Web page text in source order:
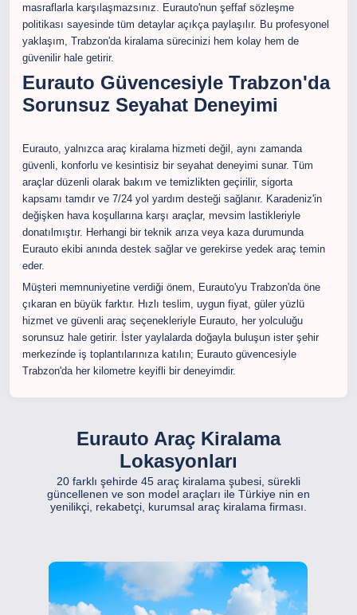
masraflarla karşılaşmazsınız. Eurauto'nun şeffaf sözleşme
politikası sayesinde tüm detaylar açıkça paylaşılır. Bu profesyonel
yaklaşım, Trabzon'da kiralama sürecinizi hem kolay hem de
güvenilir hale getirir.
Eurauto Güvencesiyle Trabzon'da
Sorunsuz Seyahat Deneyimi
Eurauto, yalnızca araç kiralama hizmeti değil, aynı zamanda
güvenli, konforlu ve kesintisiz bir seyahat deneyimi sunar. Tüm
araçlar düzenli olarak bakım ve temizlikten geçirilir, sigorta
kapsamı tamdır ve 7/24 yol yardım desteği sağlanır. Karadeniz'in
değişken hava koşullarına karşı araçlar, mevsim lastikleriyle
donatılmıştır. Herhangi bir teknik arıza veya kaza durumunda
Eurauto ekibi anında destek sağlar ve gerekirse yedek araç temin
eder.
Müşteri memnuniyetine verdiği önem, Eurauto'yu Trabzon'da öne
çıkaran en büyük farktır. Hızlı teslim, uygun fiyat, güler yüzlü
hizmet ve güvenli araç seçenekleriyle Eurauto, her yolculuğu
sorunsuz hale getirir. İster yaylalarda doğayla buluşun ister şehir
merkezinde iş toplantılarınıza katılın; Eurauto güvencesiyle
Trabzon'da her kilometre keyifli bir deneyimdir.
Eurauto Araç Kiralama
Lokasyonları
20 farklı şehirde 45 araç kiralama şubesi, sürekli
güncellenen ve son model araçları ile Türkiye nin en
yenilikçi, rekabetçi, kurumsal araç kiralama firması.